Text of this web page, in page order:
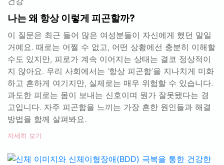
나는 왜 항상 이렇게 피곤할까?
이 질문은 최근 들어 많은 여성분들이 자신에게 했던 말일
거예요. 때로는 어쩔 수 없고, 어떤 상황에선 충분히 이해할
수도 있지만, 피로가 계속 이어지는 상태는 결코 정상적이
지 않아요. 우리 사회에서는 ‘항상 피곤함’을 지나치게 미화
하고 흔하게 여기지만, 실제로는 매우 위험할 수 있습니다.
과도한 피로는 몸이 보내는 신호이며 뭔가 잘못됐다는 경
고입니다. 자주 피곤함을 느끼는 가장 흔한 원인들과 해결
방법을 함께 살펴봐요.
자세히 보기